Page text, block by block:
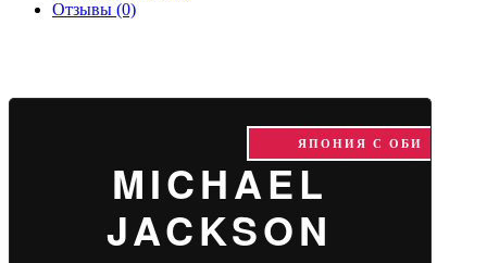
Отзывы (0)
ЯПОНИЯ С ОБИ
MICHAEL
JACKSON